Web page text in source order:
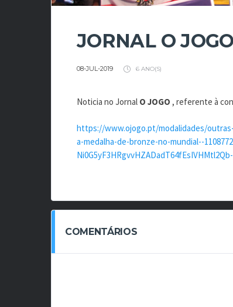
JORNAL O JOGO
08-JUL-2019 6 ANO(S)
Noticia no Jornal O JOGO , referente à
https://www.ojogo.pt/modalidades/
a-medalha-de-bronze-no-mundial--
COMENTÁRIOS